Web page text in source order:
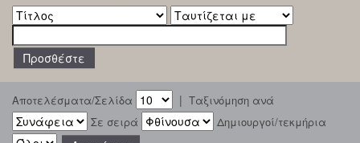
Αποτελέσματα/Σελίδα | Ταξινόμηση ανά
Σε σειρά
Δημιουργοί/τεκμήρια